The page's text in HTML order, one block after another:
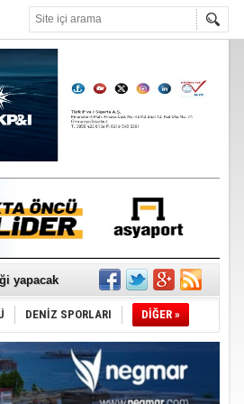
yapacak
istiyor
DENİZ SPORLARI DİĞER »